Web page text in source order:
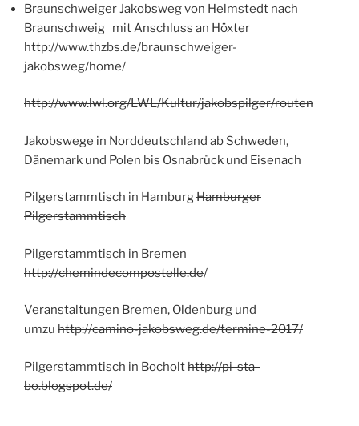
Braunschweiger Jakobsweg von Helmstedt nach
Braunschweig mit Anschluss an Höxter
http://www.thzbs.de/braunschweiger-
jakobsweg/home/
http://www.lwl.org/LWL/Kultur/jakobspilger/routen
Jakobswege in Norddeutschland ab Schweden,
Dänemark und Polen bis Osnabrück und Eisenach
Pilgerstammtisch in HamburgHamburger
Pilgerstammtisch
Pilgerstammtisch in Bremen
http://chemindecompostelle.de/
Veranstaltungen Bremen, Oldenburg und
umzu http://camino-jakobsweg.de/termine-2017/
Pilgerstammtisch in Bocholthttp://pi-sta-
bo.blogspot.de/